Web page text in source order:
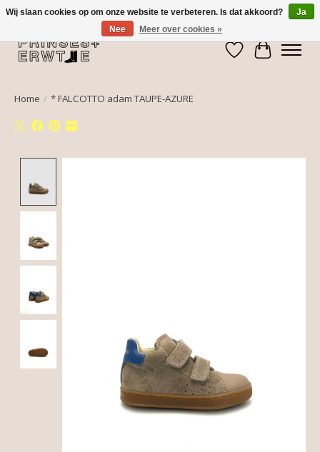
Verlanglijst
Home / * FALCOTTO adam TAUPE-AZURE
Wij slaan cookies op om onze website te verbeteren. Is dat akkoord?
Ja
Nee
Meer over cookies »